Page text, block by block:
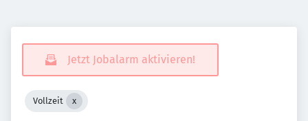
Jetzt Jobalarm aktivieren!
Vollzeit